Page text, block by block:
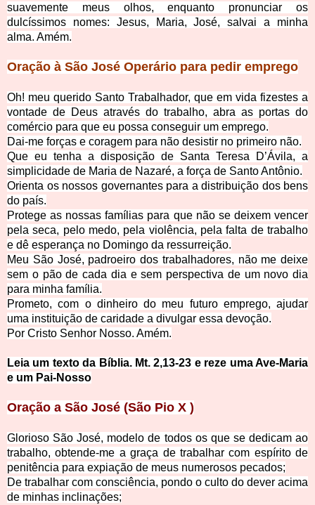
suavemente meus olhos, enquanto pronunciar os
dulcíssimos nomes: Jesus, Maria, José, salvai a minha
alma. Amém.
Oração à São José Operário para pedir emprego
Oh! meu querido Santo Trabalhador, que em vida fizestes a
vontade de Deus através do trabalho, abra as portas do
comércio para que eu possa conseguir um emprego.
Dai-me forças e coragem para não desistir no primeiro não.
Que eu tenha a disposição de Santa Teresa D’Ávila, a
simplicidade de Maria de Nazaré, a força de Santo Antônio.
Orienta os nossos governantes para a distribuição dos bens
do país.
Protege as nossas famílias para que não se deixem vencer
pela seca, pelo medo, pela violência, pela falta de trabalho
e dê esperança no Domingo da ressurreição.
Meu São José, padroeiro dos trabalhadores, não me deixe
sem o pão de cada dia e sem perspectiva de um novo dia
para minha família.
Prometo, com o dinheiro do meu futuro emprego, ajudar
uma instituição de caridade a divulgar essa devoção.
Por Cristo Senhor Nosso. Amém.
Leia um texto da Bíblia. Mt. 2,13-23 e reze uma Ave-Maria
e um Pai-Nosso
Oração a São José (São Pio X )
Glorioso São José, modelo de todos os que se dedicam ao
trabalho, obtende-me a graça de trabalhar com espírito de
penitência para expiação de meus numerosos pecados;
De trabalhar com consciência, pondo o culto do dever acima
de minhas inclinações;